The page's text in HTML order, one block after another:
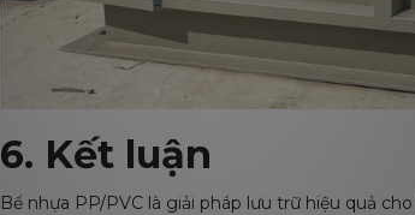
6. Kết luận
Bể nhựa PP/PVC là giải pháp lưu trữ hiệu quả